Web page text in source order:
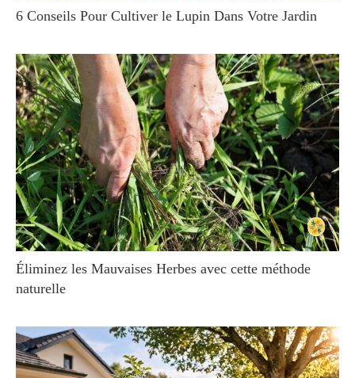
6 Conseils Pour Cultiver le Lupin Dans Votre Jardin
Éliminez les Mauvaises Herbes avec cette méthode
naturelle